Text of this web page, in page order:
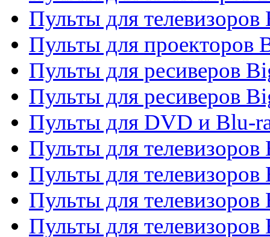
Пульты для телевизоров
Пульты для проекторов
Пульты для ресиверов
Пульты для ресиверов
Пульты для DVD и Blu-
Пульты для телевизоров
Пульты для телевизоров
Пульты для телевизоров
Пульты для телевизоров